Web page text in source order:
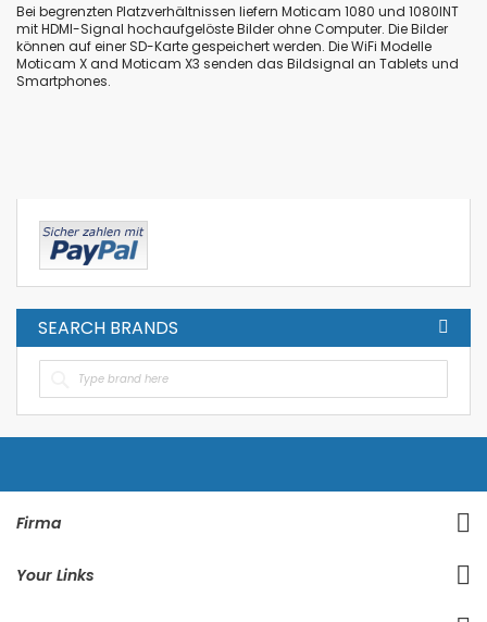
Bei begrenzten Platzverhältnissen liefern Moticam 1080 und 1080INT
mit HDMI-Signal hochaufgelöste Bilder ohne Computer. Die Bilder
können auf einer SD-Karte gespeichert werden. Die WiFi Modelle
Moticam X and Moticam X3 senden das Bildsignal an Tablets und
Smartphones.
SEARCH BRANDS
Firma
Your Links